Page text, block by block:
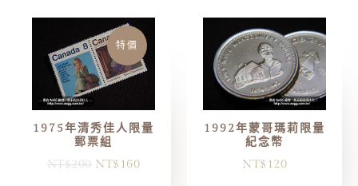
特價
1975年清秀佳人限量
郵票組
NT$200 NT$ 160
1992年蒙哥瑪莉限量
紀念幣
NT$ 120